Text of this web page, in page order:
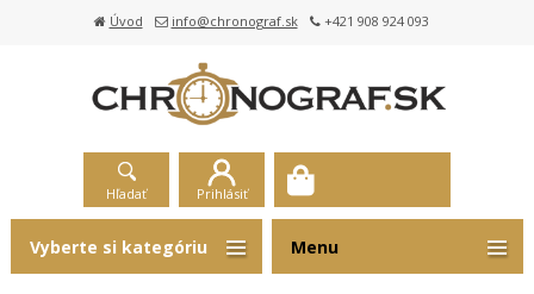
Úvod info@chronograf.sk +421 908 924 093
Hľadať Prihlásiť
Vyberte si kategóriu Menu